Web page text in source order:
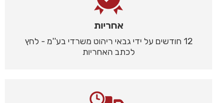
אחריות
12 חודשים על ידי גבאי ריהוט משרדי בע''מ - לחץ
לכתב האחריות